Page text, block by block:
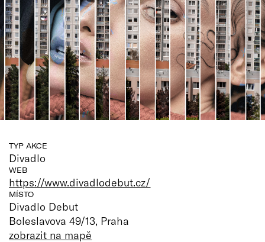
Vše o ČT
TYP AKCE
Divadlo
WEB
https://www.divadlodebut.cz/
MÍSTO
Divadlo Debut
Boleslavova 49/13, Praha
zobrazit na mapě